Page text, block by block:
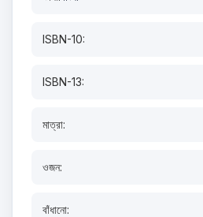
ISBN-10:
ISBN-13:
মাত্রা:
ওজন:
বাঁধানো: